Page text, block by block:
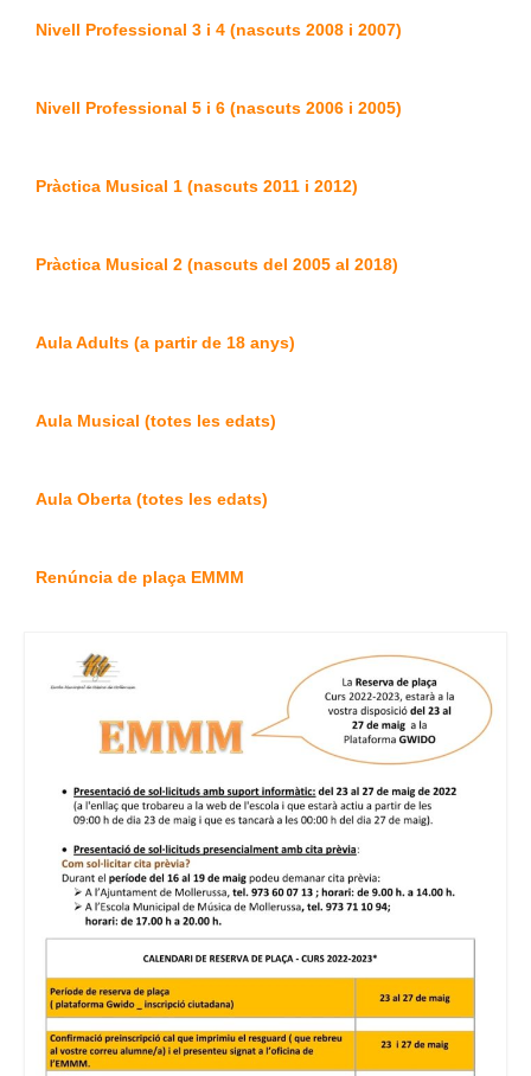
Nivell Professional 3 i 4 (nascuts 2008 i 2007)
Nivell Professional 5 i 6 (nascuts 2006 i 2005)
Pràctica Musical 1 (nascuts 2011 i 2012)
Pràctica Musical 2 (nascuts del 2005 al 2018)
Aula Adults (a partir de 18 anys)
Aula Musical (totes les edats)
Aula Oberta (totes les edats)
Renúncia de plaça EMMM